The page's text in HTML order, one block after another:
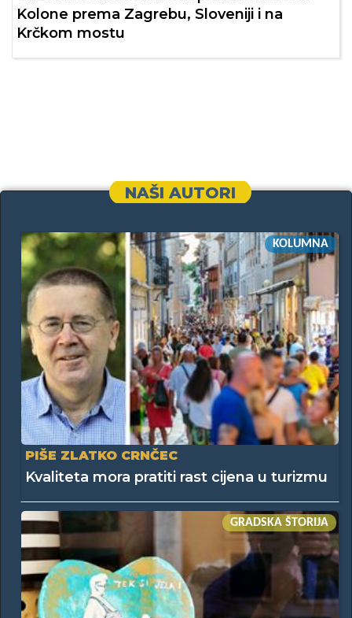
Kolone prema Zagrebu, Sloveniji i na
Krčkom mostu
NAŠI AUTORI
KOLUMNA
PIŠE ZLATKO CRNČEC
Kvaliteta mora pratiti rast cijena u turizmu
GRADSKA ŠTORIJA